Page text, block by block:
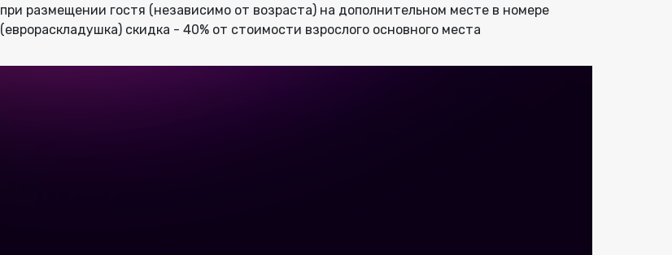
при размещении гостя (независимо от возраста) на дополнительном месте в номере
(еврораскладушка) скидка - 40% от стоимости взрослого основного места